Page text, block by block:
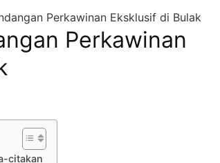
Perkawinan Eksklusif di Bulak
Perkawinan
citakan